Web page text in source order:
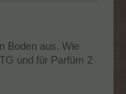
Boden aus. Wie
und für Parfüm 2